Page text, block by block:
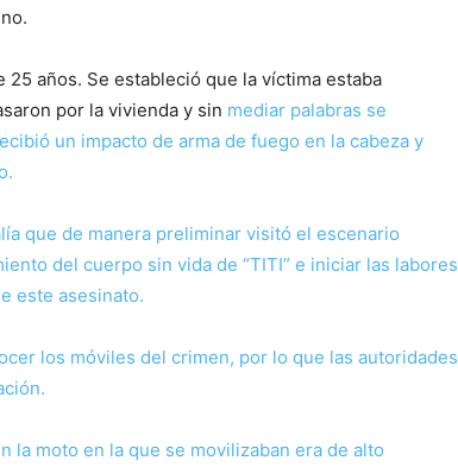
años. Se estableció que la víctima estaba
por la vivienda y sin mediar palabras se
un impacto de arma de fuego en la cabeza y
que de manera preliminar visitó el escenario
del cuerpo sin vida de “TITI” e iniciar las labores
este asesinato.
los móviles del crimen, por lo que las autoridades
la moto en la que se movilizaban era de alto